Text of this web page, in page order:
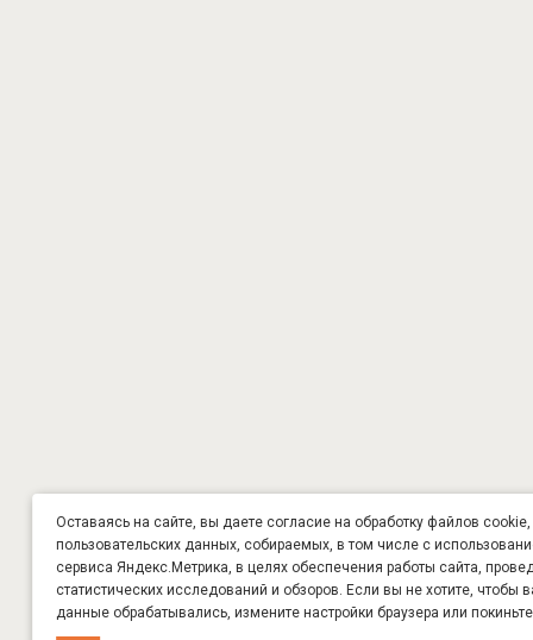
Оставаясь на сайте, вы даете согласие на обработку файлов cookie,
пользовательских данных, собираемых, в том числе с
сервиса Яндекс.Метрика, в целях обеспечения работы сайта,
статистических исследований и обзоров. Если вы не хотите, чтобы
данные обрабатывались, измените настройки браузера или